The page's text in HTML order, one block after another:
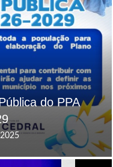
do PPA